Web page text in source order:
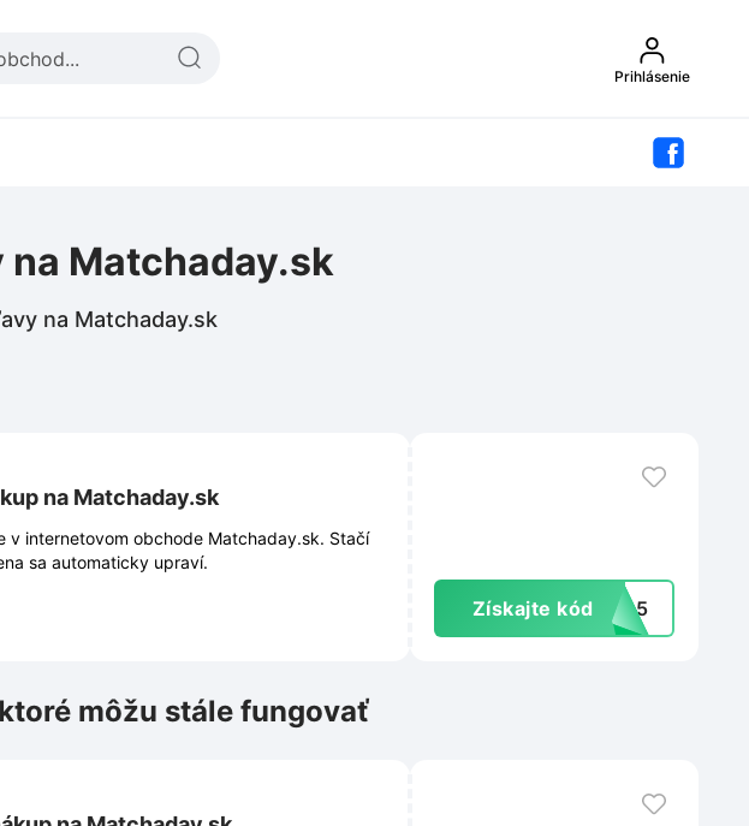
Prihlásenie
na Matchaday.sk
na Matchaday.sk
na Matchaday.sk
v internetovom obchode Matchaday.sk. Stačí
sa automaticky upraví.
Získajte kód cha5
môžu stále fungovať